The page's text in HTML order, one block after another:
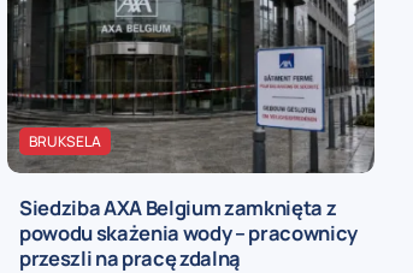
BRUKSELA
Siedziba AXA Belgium zamknięta z
powodu skażenia wody – pracownicy
przeszli na pracę zdalną